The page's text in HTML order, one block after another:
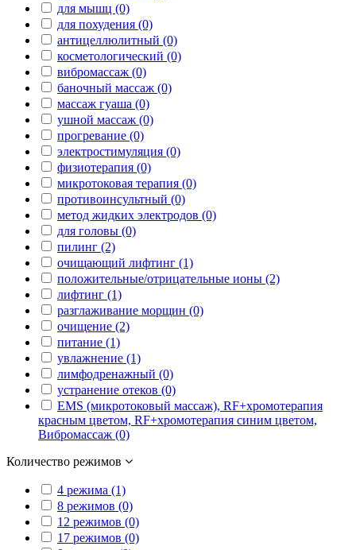
для мышц (0)
для похудения (0)
антицеллюлитный (0)
косметологический (0)
вибромассаж (0)
баночный массаж (0)
массаж гуаша (0)
ушной массаж (0)
прогревание (0)
электростимуляция (0)
физиотерапия (0)
микротоковая терапия (0)
противоинсультный (0)
метод жидких электродов (0)
для головы (0)
пилинг (2)
очищающий лифтинг (1)
положительные/отрицательные ионы (2)
лифтинг (1)
разглаживание морщин (0)
очищение (2)
питание (1)
увлажнение (1)
лимфодренажный (0)
устранение отеков (0)
EMS (микротоковый массаж), RF+хромотерапия
красным цветом, RF+хромотерапия синим цветом,
Вибромассаж (0)
Количество режимов
4 режима (1)
8 режимов (0)
12 режимов (0)
17 режимов (0)